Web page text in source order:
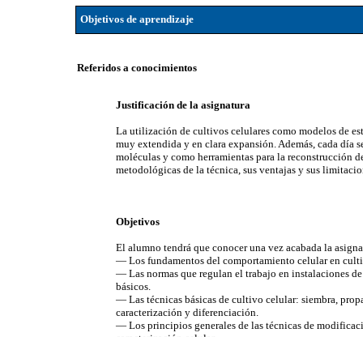
Objetivos de aprendizaje
Referidos a conocimientos
Justificación de la asignatura
La utilización de cultivos celulares como modelos de
muy extendida y en clara expansión. Además, cada día
moléculas y como herramientas para la reconstrucción
metodológicas de la técnica, sus ventajas y sus
Objetivos
El alumno tendrá que conocer una vez acabada la
— Los fundamentos del comportamiento celular en
— Las normas que regulan el trabajo en instalaciones
básicos.
— Las técnicas básicas de cultivo celular: siembra,
caracterización y diferenciación.
— Los principios generales de las técnicas de